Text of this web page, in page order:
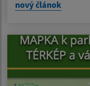
nový článok